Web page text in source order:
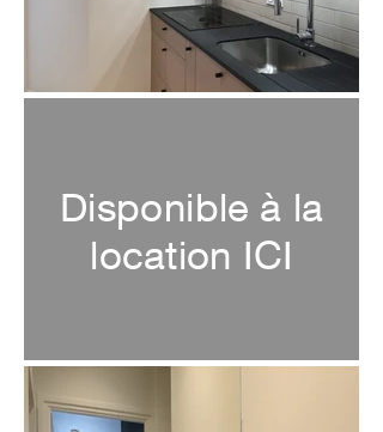
Disponible à la
location ICI